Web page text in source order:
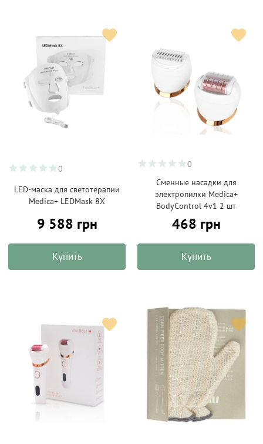
0
LED-маска для светотерапии
Medica+ LEDMask 8X
9 588 грн
Купить
0
Сменные насадки для
электропилки Medica+
BodyControl 4v1 2 шт
468 грн
Купить